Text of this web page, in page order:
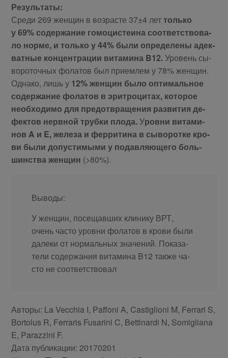
Ре­зуль­та­ты:
Сре­ди 269 жен­щин в воз­расте 37±4 леттоль­ко
у 69% со­дер­жа­ние го­мо­ци­сте­и­на со­от­вет­ство­ва­
ло нор­ме, и толь­ко у 44% бы­ли опре­де­ле­ны адек­
ват­ные кон­цен­тра­ции ви­та­ми­на B12. Уро­вень сы­
во­ро­точ­ных фо­ла­тов был при­ем­лем у 78% жен­щин.
Од­на­ко, лишь у 12% жен­щин бы­ло оп­ти­маль­ное
со­дер­жа­ние фо­ла­тов в эрит­ро­ци­тах, ко­то­рое
необ­хо­ди­мо для предот­вра­ще­ния раз­ви­тия де­
фек­тов нерв­ной труб­ки пло­да. Уров­ни ви­та­ми­
нов A и E, же­ле­за и фер­ри­ти­на в сы­во­рот­ке кро­
ви бы­ли до­пу­сти­мы­ми у по­дав­ля­ю­ще­го боль­
шин­ства жен­щин (>80%).
Вы­во­ды:
У жен­щин, по­се­щав­ших кли­ни­ку ВРТ,
очень ча­сто уров­ни фо­ла­тов в кро­ви бы­ли
да­ле­ки от нор­маль­ных зна­че­ний. По­ка­за­
те­ли со­дер­жа­ния ви­та­ми­на B12 так­же ча­
сто не со­от­вет­ство­вал
Авторы: La Vecchia I, Paffoni A, Castiglioni M, Ferrari S,
Bortolus R, Ferraris Fusarini C, Bettinardi N, Somigliana
E, Parazzini F.
Дата публикации: 20170201